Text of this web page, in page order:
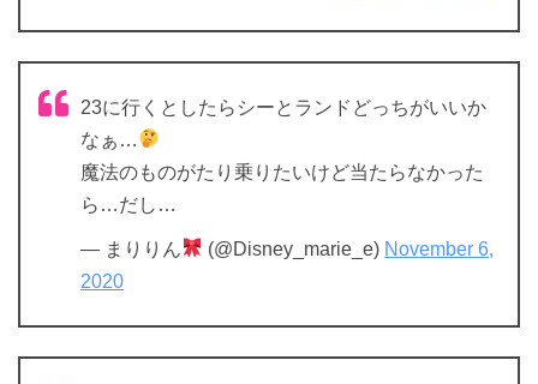
23に行くとしたらシーとランドどっちがいいか
なぁ…
魔法のものがたり乗りたいけど当たらなかった
ら…だし…
— まりりん (@Disney_marie_e) November 6,
2020